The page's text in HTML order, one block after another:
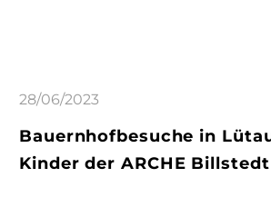
28/06/2023
Bauernhofbesuche in
Kinder der ARCHE Billstedt